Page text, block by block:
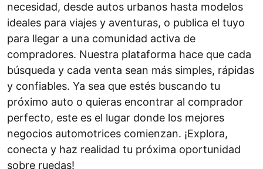
necesidad, desde autos urbanos hasta modelos
ideales para viajes y aventuras, o publica el tuyo
para llegar a una comunidad activa de
compradores. Nuestra plataforma hace que cada
búsqueda y cada venta sean más simples, rápidas
y confiables. Ya sea que estés buscando tu
próximo auto o quieras encontrar al comprador
perfecto, este es el lugar donde los mejores
negocios automotrices comienzan. ¡Explora,
conecta y haz realidad tu próxima oportunidad
sobre ruedas!